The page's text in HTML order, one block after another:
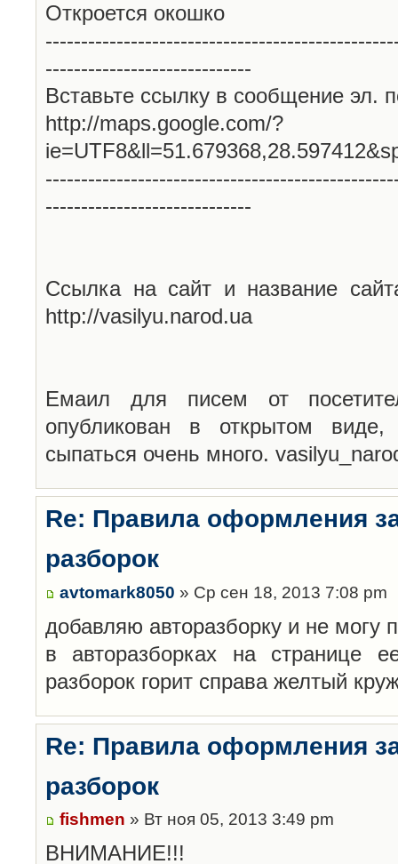
Откроется окошко
-----------------------------
Вставьте ссылку в сообщение эл.
http://maps.google.com/?
-----------------------------
Ссылка на сайт и название
http://vasilyu.narod.ua
Емаил для писем от
опубликован в открытом
сыпаться очень много.
Re: Правила оформления
разборок
avtomark8050 » Ср сен 18, 2013 7:08 pm
добавляю авторазборку и не могу
в авторазборках на странице
разборок горит справа желтый
Re: Правила оформления
разборок
fishmen » Вт ноя 05, 2013 3:49 pm
ВНИМАНИЕ!!!